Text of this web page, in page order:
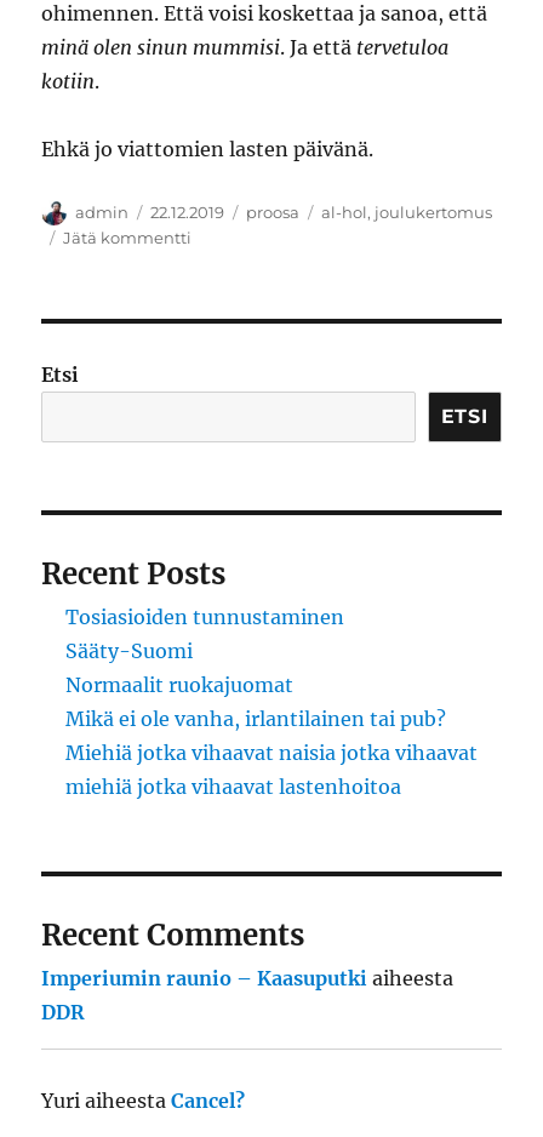
ohimennen. Että voisi koskettaa ja sanoa, että
minä olen sinun mummisi. Ja että tervetuloa
kotiin.
Ehkä jo viattomien lasten päivänä.
Kirjoittaja
admin Julkaistu
22.12.2019 Kategoriat
proosa Avainsanat
al-hol, joulukertomus
Jätä kommentti
Etsi
ETSI
Recent Posts
Tosiasioiden tunnustaminen
Sääty-Suomi
Normaalit ruokajuomat
Mikä ei ole vanha, irlantilainen tai pub?
Miehiä jotka vihaavat naisia jotka vihaavat
miehiä jotka vihaavat lastenhoitoa
Recent Comments
Imperiumin raunio – Kaasuputki aiheesta
DDR
Yuri aiheestaCancel?